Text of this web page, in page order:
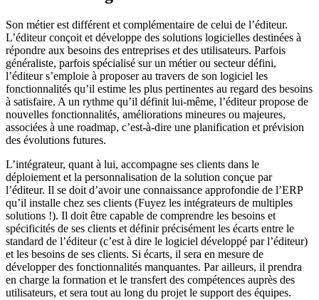
Son métier est différent et complémentaire de celui de l’éditeur.
L’éditeur conçoit et développe des solutions logicielles destinées à
répondre aux besoins des entreprises et des utilisateurs. Parfois
généraliste, parfois spécialisé sur un métier ou secteur défini,
l’éditeur s’emploie à proposer au travers de son logiciel les
fonctionnalités qu’il estime les plus pertinentes au regard des besoins
à satisfaire. A un rythme qu’il définit lui-même, l’éditeur propose de
nouvelles fonctionnalités, améliorations mineures ou majeures,
associées à une roadmap, c’est-à-dire une planification et prévision
des évolutions futures.
L’intégrateur, quant à lui, accompagne ses clients dans le
déploiement et la personnalisation de la solution conçue par
l’éditeur. Il se doit d’avoir une connaissance approfondie de l’ERP
qu’il installe chez ses clients (Fuyez les intégrateurs de multiples
solutions !). Il doit être capable de comprendre les besoins et
spécificités de ses clients et définir précisément les écarts entre le
standard de l’éditeur (c’est à dire le logiciel développé par l’éditeur)
et les besoins de ses clients. Si écarts, il sera en mesure de
développer des fonctionnalités manquantes. Par ailleurs, il prendra
en charge la formation et le transfert des compétences auprès des
utilisateurs, et sera tout au long du projet le support des équipes.